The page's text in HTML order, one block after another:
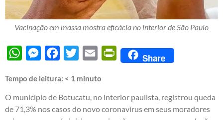
Vacinação em massa mostra eficácia no interior de São Paulo
WhatsAppMessengerFacebook
Twitter Email PrintFriendly
Share
Tempo de leitura: < 1 minuto
O município de Botucatu, no interior paulista, registrou queda
de 71,3% nos casos do novo coronavírus em seus moradores